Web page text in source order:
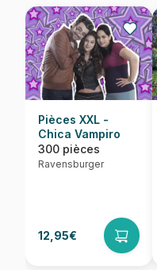
Pièces XXL -
Chica Vampiro
300 pièces
Ravensburger
12,95€